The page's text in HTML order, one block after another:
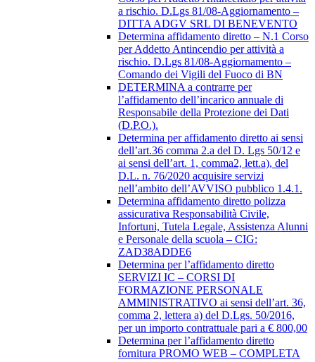
a rischio. D.Lgs 81/08-Aggiornamento –
DITTA ADGV SRL DI BENEVENTO
Determina affidamento diretto – N.1 Corso
per Addetto Antincendio per attività a
rischio. D.Lgs 81/08-Aggiornamento –
Comando dei Vigili del Fuoco di BN
DETERMINA a contrarre per
l’affidamento dell’incarico annuale di
Responsabile della Protezione dei Dati
(D.P.O.).
Determina per affidamento diretto ai sensi
dell’art.36 comma 2.a del D. Lgs 50/12 e
ai sensi dell’art. 1, comma2, lett.a), del
D.L. n. 76/2020 acquisire servizi
nell’ambito dell’AVVISO pubblico 1.4.1.
Determina affidamento diretto polizza
assicurativa Responsabilità Civile,
Infortuni, Tutela Legale, Assistenza Alunni
e Personale della scuola – CIG:
ZAD38ADDE6
Determina per l’affidamento diretto
SERVIZI IC – CORSI DI
FORMAZIONE PERSONALE
AMMINISTRATIVO ai sensi dell’art. 36,
comma 2, lettera a) del D.Lgs. 50/2016,
per un importo contrattuale pari a € 800,00
Determina per l’affidamento diretto
fornitura PROMO WEB – COMPLETA